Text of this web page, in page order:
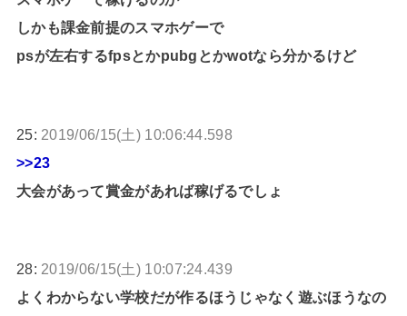
しかも課金前提のスマホゲーで
psが左右するfpsとかpubgとかwotなら分かるけど
25: 2019/06/15(土) 10:06:44.598
>>23
大会があって賞金があれば稼げるでしょ
28: 2019/06/15(土) 10:07:24.439
よくわからない学校だが作るほうじゃなく遊ぶほうなの